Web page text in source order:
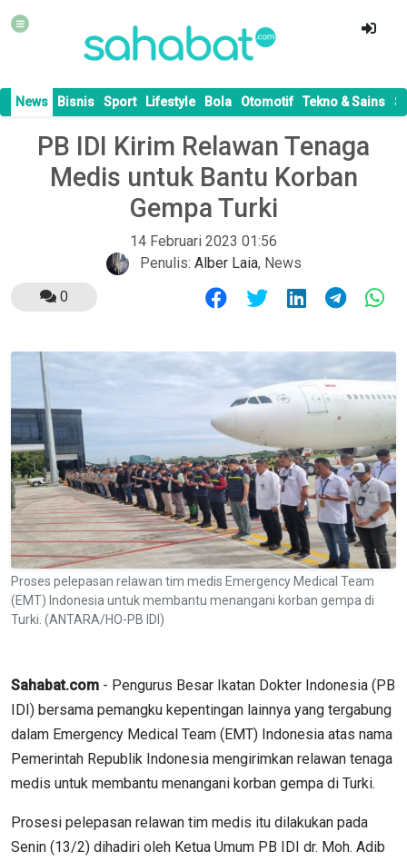
News Bisnis Sport Lifestyle Bola Otomotif Tekno & Sains
PB IDI Kirim Relawan Tenaga
Medis untuk Bantu Korban
Gempa Turki
14 Februari 2023 01:56
Penulis: Alber Laia, News
0
Proses pelepasan relawan tim medis Emergency Medical Team
(EMT) Indonesia untuk membantu menangani korban gempa di
Turki. (ANTARA/HO-PB IDI)
Sahabat.com - Pengurus Besar Ikatan Dokter Indonesia (PB
IDI) bersama pemangku kepentingan lainnya yang tergabung
dalam Emergency Medical Team (EMT) Indonesia atas nama
Pemerintah Republik Indonesia mengirimkan relawan tenaga
medis untuk membantu menangani korban gempa di Turki.
Prosesi pelepasan relawan tim medis itu dilakukan pada
Senin (13/2) dihadiri oleh Ketua Umum PB IDI dr. Moh. Adib